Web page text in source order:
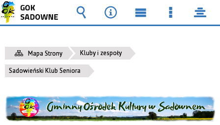
Mapa Strony Kluby i zespoły
Sadowieński Klub Seniora
Wyszukiwarka
Narzędzia
MenuMenu